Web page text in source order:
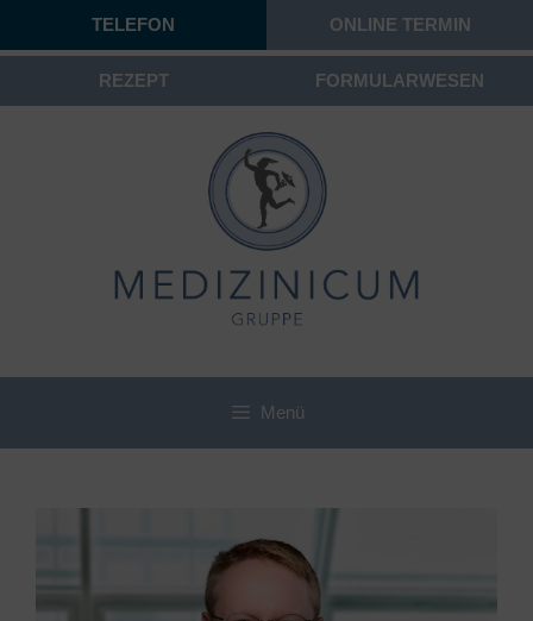
Menü
TELEFON ONLINE TERMIN
REZEPT FORMULARWESEN